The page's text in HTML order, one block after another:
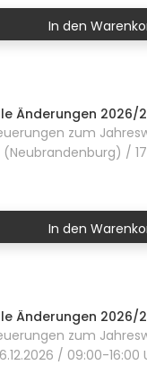
In den
Änderungen 2026/
zum
/
In den
Änderungen 2026/
zum
/ 09:00-16:00